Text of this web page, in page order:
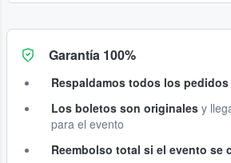
Garantía 100%
Respaldamos todos los pedidos
Los boletos son originales y
para el evento
Reembolso total si el evento se